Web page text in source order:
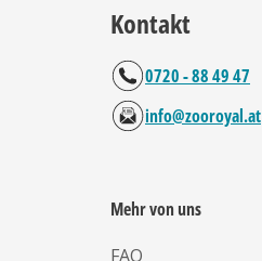
Kontakt
0720 - 88 49 47
info@zooroyal.at
Mehr von uns
FAQ